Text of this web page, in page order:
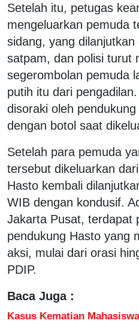
Setelah itu, petugas
mengeluarkan pemuda
sidang, yang dilanjutkan
satpam, dan polisi turut
segerombolan pemuda
putih itu dari
disoraki oleh
dengan botol saat
Setelah para pemuda
tersebut dikeluarkan
Hasto kembali
WIB dengan kondusif.
Jakarta Pusat, terdapat
pendukung Hasto yang
aksi, mulai dari orasi
PDIP.
Baca Juga :
Kasus Kematian